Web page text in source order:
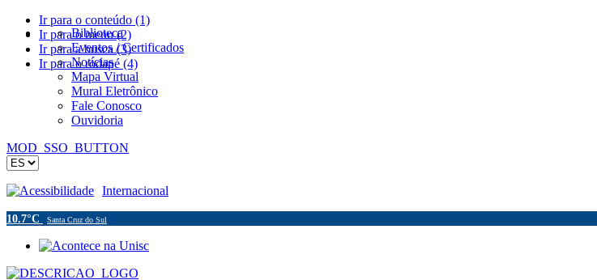
Ir para o conteúdo (1)
Ir para o menu (2)
Ir para a busca (3)
Ir para o rodapé (4)
Biblioteca
Eventos / Certificados
Notícias
Mapa Virtual
Mural Eletrônico
Fale Conosco
Ouvidoria
MOD_SSO_BUTTON
Acessibilidade Internacional
10.7°C Santa Cruz do Sul